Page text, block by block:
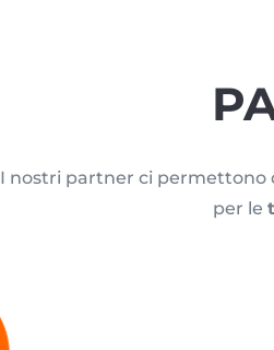
I nostri partner ci permettono
per le